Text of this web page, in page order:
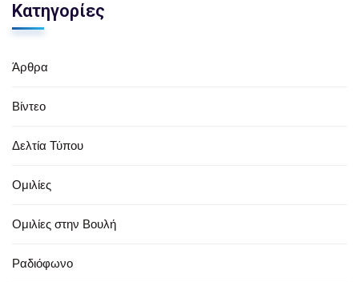
Κατηγορίες
Άρθρα
Βίντεο
Δελτία Τύπου
Ομιλίες
Ομιλίες στην Βουλή
Ραδιόφωνο